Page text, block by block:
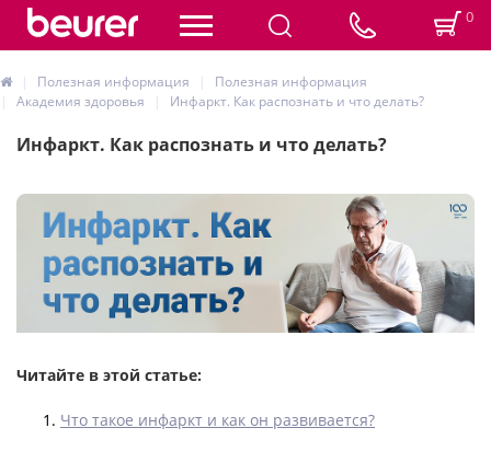
0
Полезная информация
Полезная информация
Академия здоровья
Инфаркт. Как распознать и что делать?
Инфаркт. Как распознать и что делать?
Читайте в этой статье:
Что такое инфаркт и как он развивается?